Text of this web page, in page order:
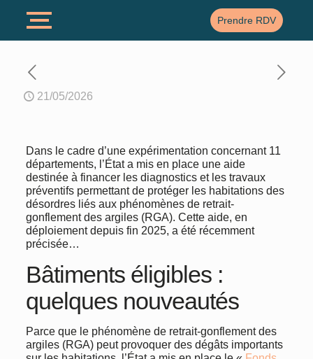
Prendre RDV
21/05/2026
Dans le cadre d’une expérimentation concernant 11
départements, l’État a mis en place une aide
destinée à financer les diagnostics et les travaux
préventifs permettant de protéger les habitations des
désordres liés aux phénomènes de retrait-
gonflement des argiles (RGA). Cette aide, en
déploiement depuis fin 2025, a été récemment
précisée…
Bâtiments éligibles :
quelques nouveautés
Parce que le phénomène de retrait-gonflement des
argiles (RGA) peut provoquer des dégâts importants